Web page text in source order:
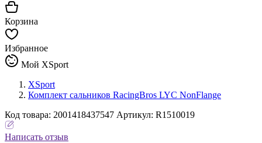
Корзина
Избранное
Мой XSport
XSport
Комплект сальников RacingBros LYC NonFlange
Код товара: 2001418437547 Артикул: R1510019
Написать отзыв